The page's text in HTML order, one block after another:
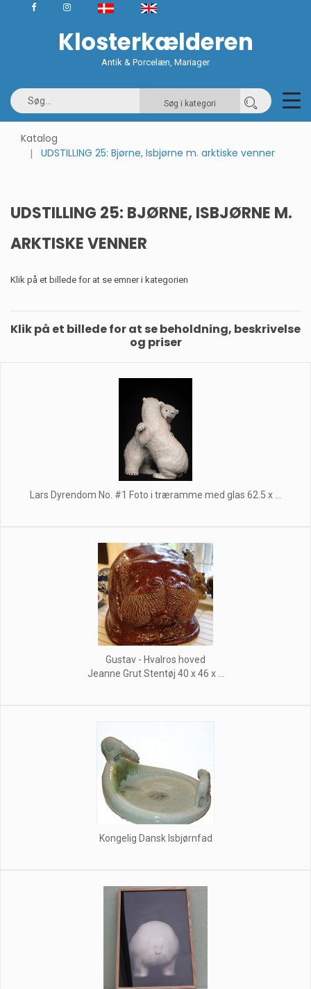
Klosterkælderen
Antik & Porcelæn, Mariager
Søg i kategori
Katalog
UDSTILLING 25: Bjørne, Isbjørne m. arktiske venner
UDSTILLING 25: BJØRNE, ISBJØRNE M.
ARKTISKE VENNER
Klik på et billede for at se emner i kategorien
Klik på et billede for at se beholdning, beskrivelse
og priser
Lars Dyrendom No. #1 Foto i træramme med glas 62.5 x ...
Gustav - Hvalros hoved
Jeanne Grut Stentøj 40 x 46 x ...
Kongelig Dansk Isbjørnfad